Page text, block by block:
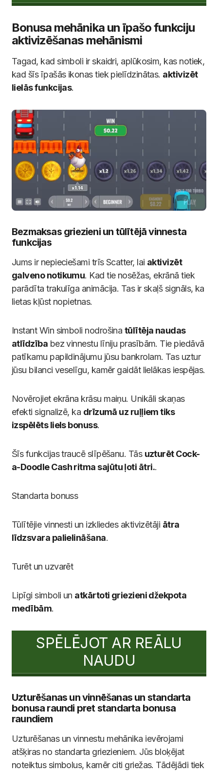
Bonusa mehānika un īpašo funkciju
aktivizēšanas mehānismi
Tagad, kad simboli ir skaidri, aplūkosim, kas notiek,
kad šīs īpašās ikonas tiek pielīdzinātas. aktivizēt
lielās funkcijas.
Bezmaksas griezieni un tūlītējā vinnesta
funkcijas
Jums ir nepieciešami trīs Scatter, lai aktivizēt
galveno notikumu. Kad tie nosēžas, ekrānā tiek
parādīta trakulīga animācija. Tas ir skaļš signāls, ka
lietas kļūst nopietnas.
Instant Win simboli nodrošina tūlītēja naudas
atlīdzība bez vinnestu līniju prasībām. Tie piedāvā
patīkamu papildinājumu jūsu bankrolam. Tas uztur
jūsu bilanci veselīgu, kamēr gaidāt lielākas iespējas.
Novērojiet ekrāna krāsu maiņu. Unikāli skaņas
efekti signalizē, ka drīzumā uz ruļļiem tiks
izspēlēts liels bonuss.
Šīs funkcijas traucē slīpēšanu. Tās uzturēt Cock-
a-Doodle Cash ritma sajūtu ļoti ātri..
Standarta bonuss
Tūlītējie vinnesti un izkliedes aktivizētāji ātra
līdzsvara palielināšana.
Turēt un uzvarēt
Lipīgi simboli un atkārtoti griezieni džekpota
medībām.
SPĒLĒJOT AR REĀLU
NAUDU
Uzturēšanas un vinnēšanas un standarta
bonusa raundi pret standarta bonusa
raundiem
Uzturēšanas un vinnestu mehānika ievērojami
atšķiras no standarta griezieniem. Jūs bloķējat
noteiktus simbolus, kamēr citi griežas. Tādējādi tiek